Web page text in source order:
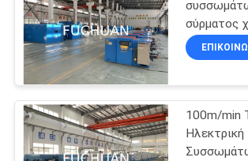
σύρμα μηχανή
εξώθησης
σύρματος
220V/380V
1,04mm
100m/min